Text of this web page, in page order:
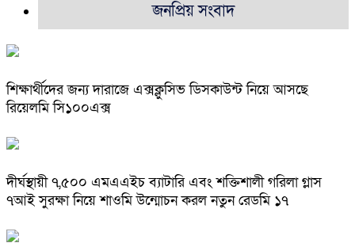
জনপ্রিয় সংবাদ
শিক্ষার্থীদের জন্য দারাজে এক্সক্লুসিভ ডিসকাউন্ট নিয়ে আসছে
রিয়েলমি সি১০০এক্স
দীর্ঘস্থায়ী ৭,৫০০ এমএএইচ ব্যাটারি এবং শক্তিশালী গরিলা গ্লাস
৭আই সুরক্ষা নিয়ে শাওমি উন্মোচন করল নতুন রেডমি ১৭